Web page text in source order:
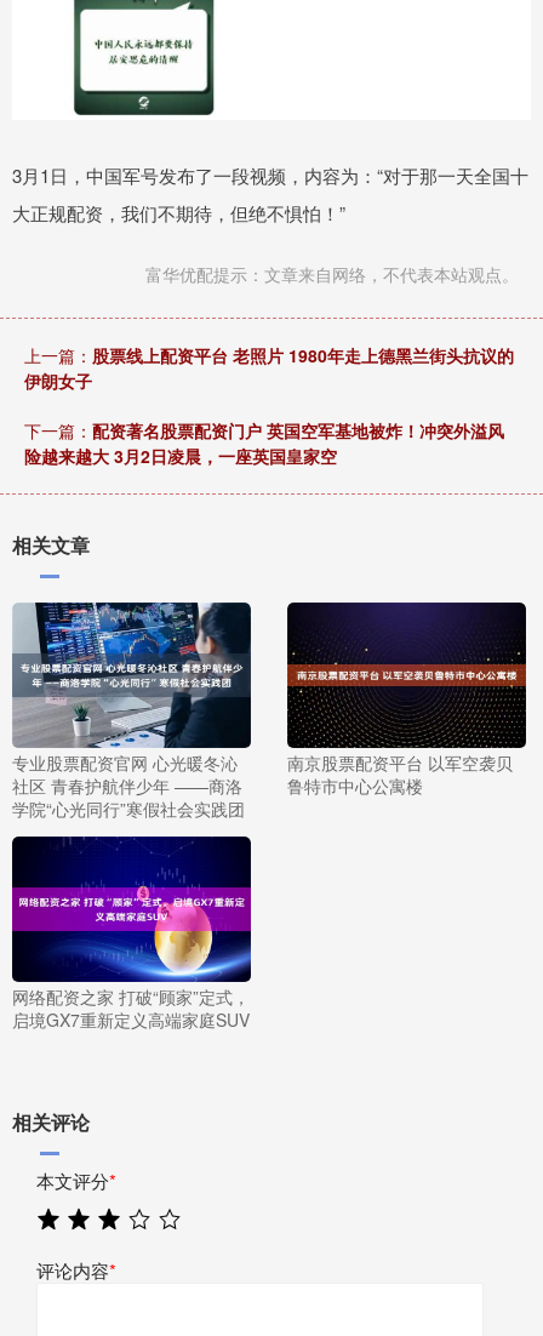
3月1日，中国军号发布了一段视频，内容为：“对于那一天全国十
大正规配资，我们不期待，但绝不惧怕！”
富华优配提示：文章来自网络，不代表本站观点。
上一篇： 股票线上配资平台 老照片 1980年走上德黑兰街头抗议的
伊朗女子
下一篇： 配资著名股票配资门户 英国空军基地被炸！冲突外溢风
险越来越大 3月2日凌晨，一座英国皇家空
相关文章
专业股票配资官网 心光暖冬沁
社区 青春护航伴少年 ——商洛
学院“心光同行”寒假社会实践团
南京股票配资平台 以军空袭贝
鲁特市中心公寓楼
网络配资之家 打破“顾家”定式，
启境GX7重新定义高端家庭SUV
相关评论
本文评分*
评论内容*